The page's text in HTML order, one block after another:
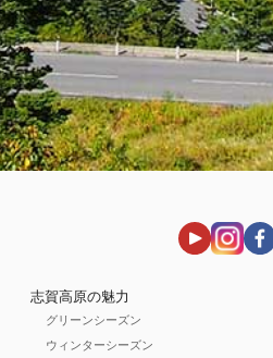
志賀高原の魅力
グリーンシーズン
ウィンターシーズン